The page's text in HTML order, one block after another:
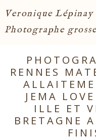
Veronique Lépinay
Photographe
RENNES
JEMA
ILLE ET
BRETAGNE